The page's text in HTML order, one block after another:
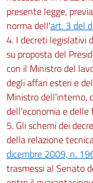
77
78
REGIME
79
79 bis
80
81
82
presente legge,
norma dell'art. 3 del
4. I decreti legislativi
su proposta del
con il Ministro del
degli affari esteri e
Ministro dell'interno,
dell'economia e
5. Gli schemi dei
della relazione
dicembre 2009, n.
trasmessi al Senato